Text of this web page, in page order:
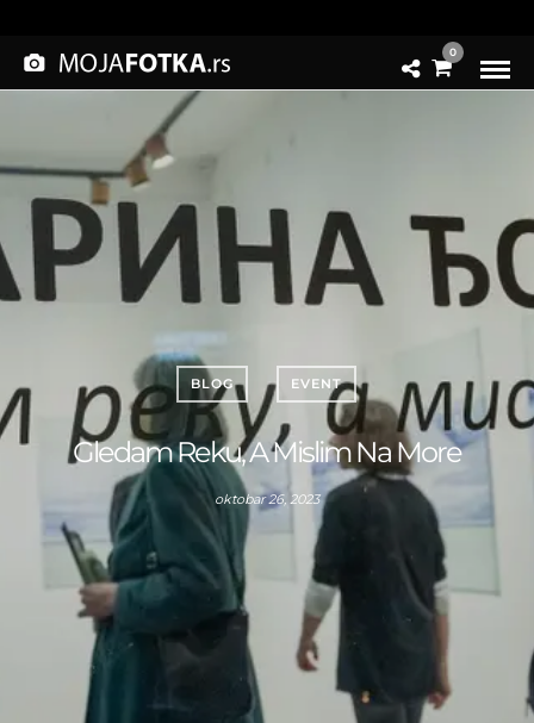
0
BLOG EVENT
Gledam Reku, A Mislim Na More
oktobar 26, 2023